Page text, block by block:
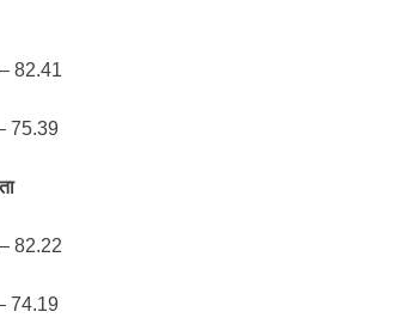
82.41
75.39
82.22
74.19